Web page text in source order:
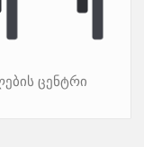
ცენტრი